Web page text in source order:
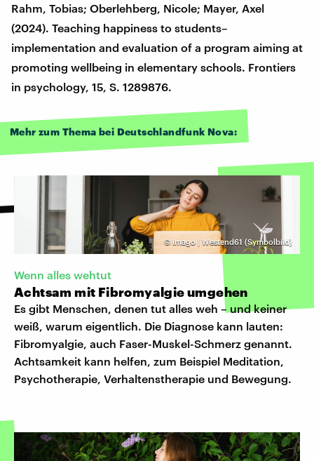
Rahm, Tobias; Oberlehberg, Nicole; Mayer, Axel
(2024). Teaching happiness to students–
implementation and evaluation of a program aiming at
promoting wellbeing in elementary schools. Frontiers
in psychology, 15, S. 1289876.
Mehr zum Thema bei Deutschlandfunk Nova:
© Imago | Westend61 (Symbolbild)
Wenn alles wehtut
Achtsam mit Fibromyalgie umgehen
Es gibt Menschen, denen tut alles weh – und keiner
weiß, warum eigentlich. Die Diagnose kann lauten:
Fibromyalgie, auch Faser-Muskel-Schmerz genannt.
Achtsamkeit kann helfen, zum Beispiel Meditation,
Psychotherapie, Verhaltenstherapie und Bewegung.